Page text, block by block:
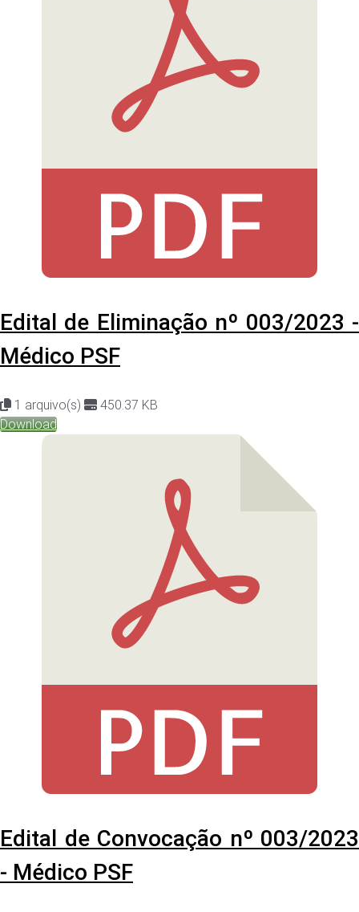
Edital de Eliminação nº 003/2023 -
Médico PSF
1 arquivo(s)
450.37 KB
Download
Edital de Convocação nº 003/2023
- Médico PSF